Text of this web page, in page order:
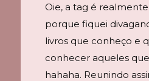
Oie, a tag é
porque fiquei
livros que conheço e
conhecer aqueles
hahaha. Reunindo